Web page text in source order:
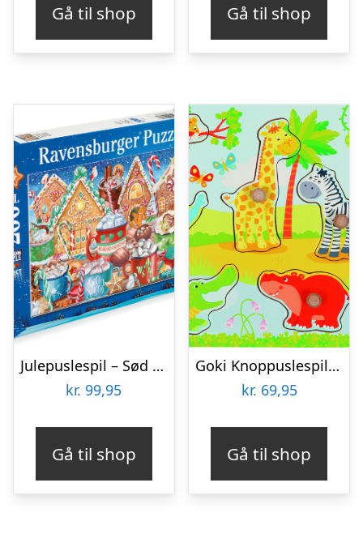
Gå til shop Gå til shop
Julepuslespil – Sød Jul – 200 Xxl Brikker – Ravensburger
kr. 99,95
Gå til shop
Goki Knoppuslespil – Afrikanske Dyreunger – Træ – 8 Brikker
kr. 69,95
Gå til shop